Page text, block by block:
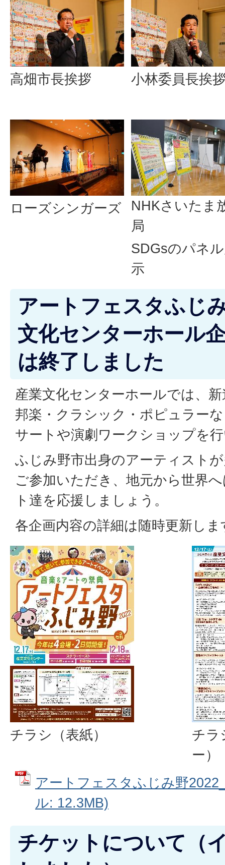
高畑市長挨拶 小林委員長挨
ローズシンガーズ
NHKさいたま
局
SDGsのパネ
示
アートフェスタふじ
文化センターホール
は終了しました
産業文化センターホールでは、
邦楽・クラシック・ポピュラー
サートや演劇ワークショップを
ふじみ野市出身のアーティスト
ご参加いただき、地元から世界
ト達を応援しましょう。
各企画内容の詳細は随時更新しま
チラシ（表紙）
チラ
ー）
アートフェスタふじみ野
ル: 12.3MB)
チケットについて（